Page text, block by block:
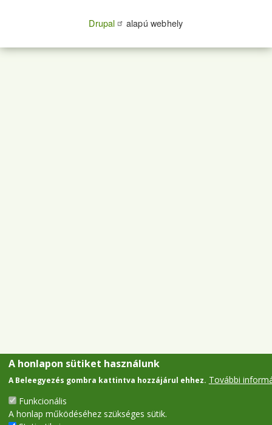
Drupal alapú webhely
A honlapon sütiket használunk
A Beleegyezés gombra kattintva hozzájárul ehhez. További
Funkcionális
A honlap működéséhez szükséges sütik.